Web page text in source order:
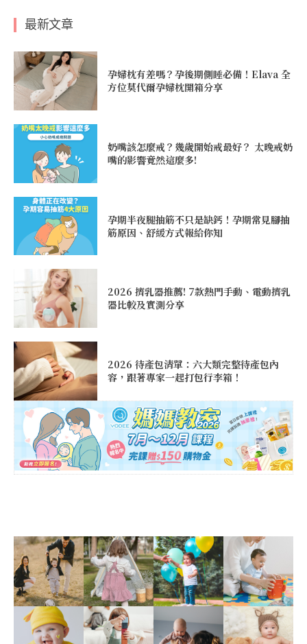
最新文章
孕婦枕有差嗎？孕後期側睡必備！Elava 全
方位莫代爾孕婦枕開箱分享
奶嘴該怎麼戒？幾歲開始戒最好？ 太晚戒奶
嘴的影響竟然這麼多!
孕期半夜腿抽筋不只是缺鈣！孕期常見腳抽
筋原因、舒緩方式報給你知
2026 擠乳器推薦! 7款熱門手動、電動擠乳
器比較及實測分享
2026 待產包清單：六大類完整待產包內
容，跟著專家一起打包行李箱！